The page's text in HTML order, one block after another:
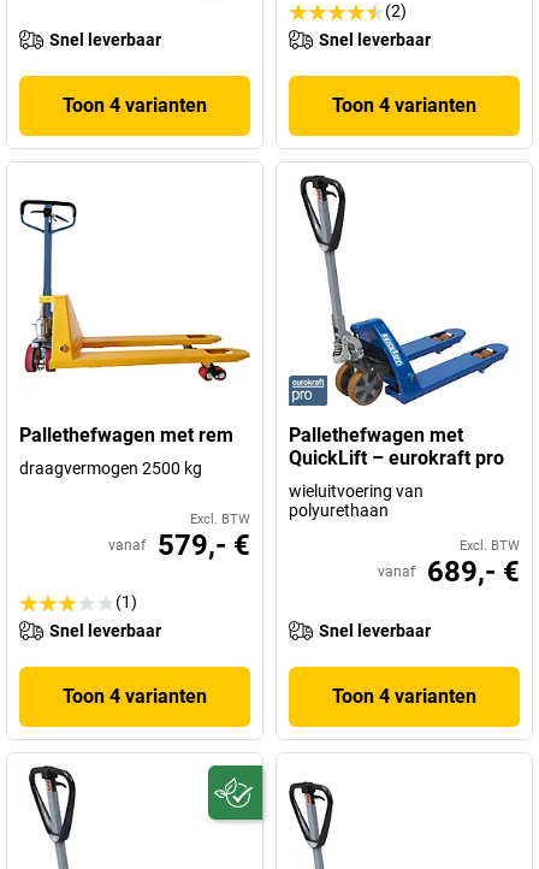
Snel leverbaar
Toon 4 varianten
(2)
Snel leverbaar
Toon 4 varianten
Pallethefwagen met rem
draagvermogen 2500 kg
Excl. BTW
vanaf 579,- €
(1)
Snel leverbaar
Toon 4 varianten
Pallethefwagen met
QuickLift – eurokraft pro
wieluitvoering van
polyurethaan
Excl. BTW
vanaf 689,- €
Snel leverbaar
Toon 4 varianten